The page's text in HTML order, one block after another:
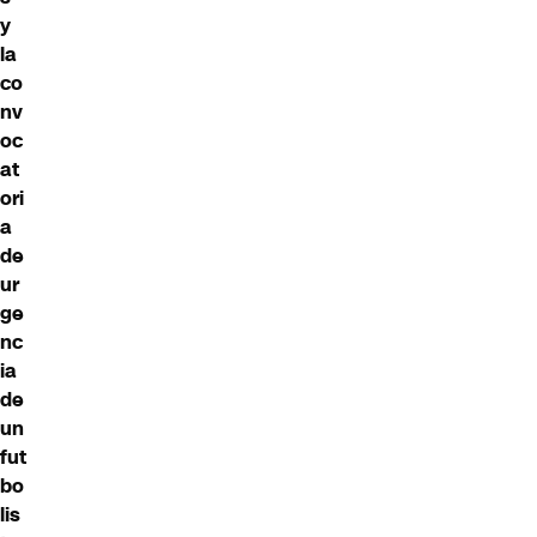
y
la
co
nv
oc
at
ori
a
de
ur
ge
nc
ia
de
un
fut
bo
lis